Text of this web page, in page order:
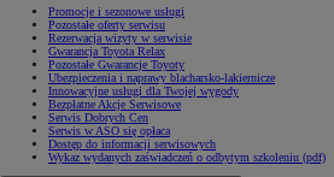
Promocje i sezonowe usługi
Pozostałe oferty serwisu
Rezerwacja wizyty w serwisie
Gwarancja Toyota Relax
Pozostałe Gwarancje Toyoty
Ubezpieczenia i naprawy blacharsko-lakiernicze
Innowacyjne usługi dla Twojej wygody
Bezpłatne Akcje Serwisowe
Serwis Dobrych Cen
Serwis w ASO się opłaca
Dostęp do informacji serwisowych
Wykaz wydanych zaświadczeń o odbytym szkoleniu (pdf)